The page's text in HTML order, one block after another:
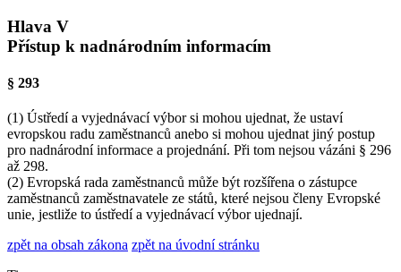
Hlava V
Přístup k nadnárodním informacím
§ 293
(1) Ústředí a vyjednávací výbor si mohou ujednat, že ustaví
evropskou radu zaměstnanců anebo si mohou ujednat jiný postup
pro nadnárodní informace a projednání. Při tom nejsou vázáni § 296
až 298.
(2) Evropská rada zaměstnanců může být rozšířena o zástupce
zaměstnanců zaměstnavatele ze států, které nejsou členy Evropské
unie, jestliže to ústředí a vyjednávací výbor ujednají.
zpět na obsah zákona zpět na úvodní stránku